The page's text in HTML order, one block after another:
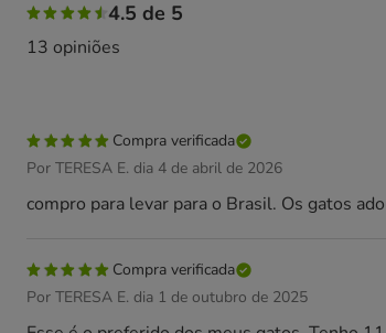
4.5 de 5
13 opiniões
Compra verificada
Por TERESA E. dia 4 de abril de 2026
compro para levar para o Brasil. Os gatos
Compra verificada
Por TERESA E. dia 1 de outubro de 2025